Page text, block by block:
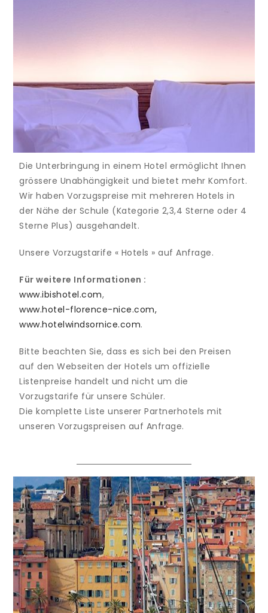
Die Unterbringung in einem Hotel ermöglicht Ihnen
grössere Unabhängigkeit und bietet mehr Komfort.
Wir haben Vorzugspreise mit mehreren Hotels in
der Nähe der Schule (Kategorie 2,3,4 Sterne oder 4
Sterne Plus) ausgehandelt.
Unsere Vorzugstarife « Hotels » auf Anfrage.
Für weitere Informationen :
www.ibishotel.com,
www.hotel-florence-nice.com,
www.hotelwindsornice.com.
Bitte beachten Sie, dass es sich bei den Preisen
auf den Webseiten der Hotels um offizielle
Listenpreise handelt und nicht um die
Vorzugstarife für unsere Schüler.
Die komplette Liste unserer Partnerhotels mit
unseren Vorzugspreisen auf Anfrage.